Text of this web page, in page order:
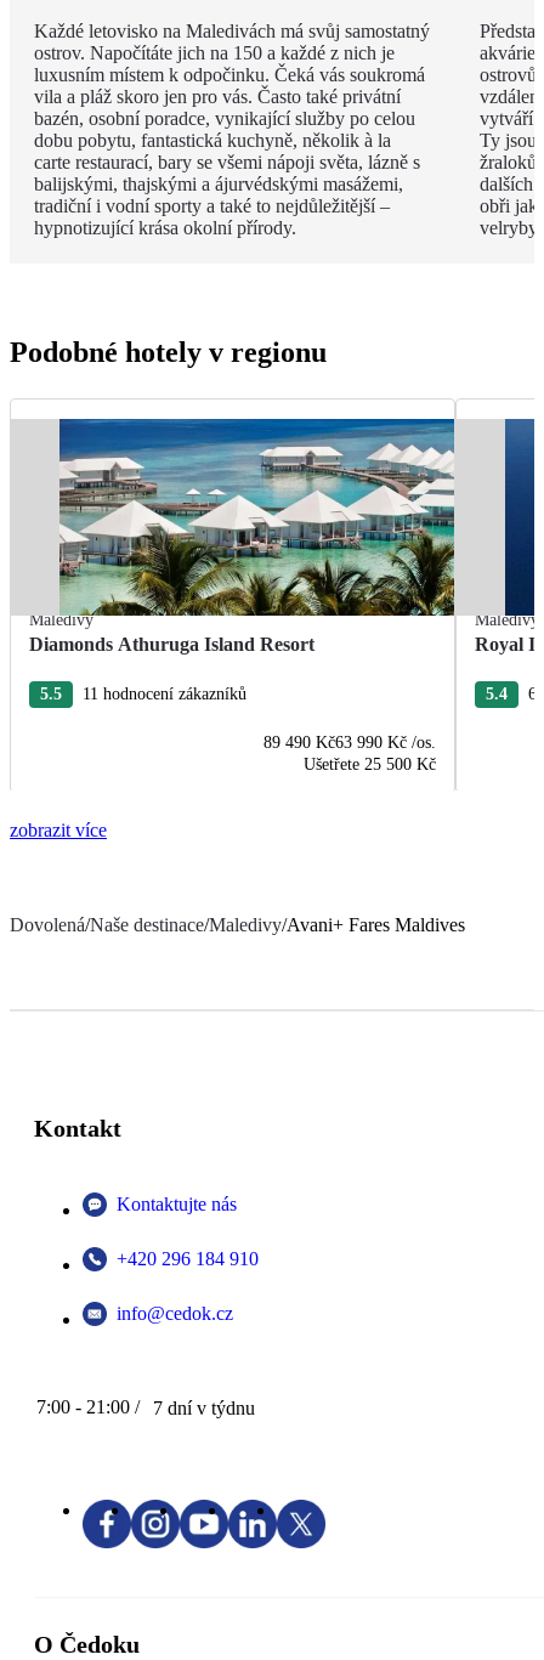
Každé letovisko na Maledivách má svůj samostatný
ostrov. Napočítáte jich na 150 a každé z nich je
luxusním místem k odpočinku. Čeká vás soukromá
vila a pláž skoro jen pro vás. Často také privátní
bazén, osobní poradce, vynikající služby po celou
dobu pobytu, fantastická kuchyně, několik à la
carte restaurací, bary se všemi nápoji světa, lázně s
balijskými, thajskými a ájurvédskými masážemi,
tradiční i vodní sporty a také to nejdůležitější –
hypnotizující krása okolní přírody.
ostrovů
vytváří
Ty jsou
dalších
obři
velryby.
Podobné hotely v regionu
Maledivy
Diamonds Athuruga Island Resort
5.5 11 hodnocení zákazníků
89 490 Kč63 990 Kč /os.
Ušetřete 25 500 Kč
Maledivy
Royal
5.4
zobrazit více
Dovolená/Naše destinace/Maledivy/Avani+ Fares Maldives
Kontakt
Kontaktujte nás
+420 296 184 910
info@cedok.cz
7:00 - 21:00 / 7 dní v týdnu
O Čedoku